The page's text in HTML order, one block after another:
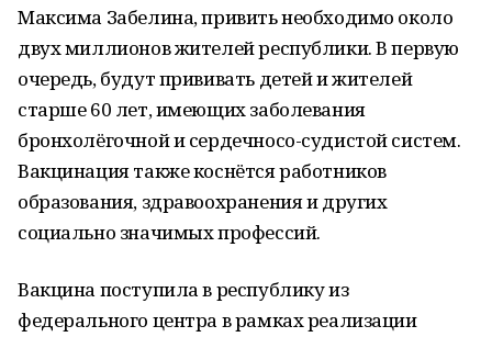
Максима Забелина, привить необходимо около
двух миллионов жителей республики. В первую
очередь, будут прививать детей и жителей
старше 60 лет, имеющих заболевания
бронхолёгочной и сердечносо-судистой систем.
Вакцинация также коснётся работников
образования, здравоохранения и других
социально значимых профессий.
Вакцина поступила в республику из
федерального центра в рамках реализации